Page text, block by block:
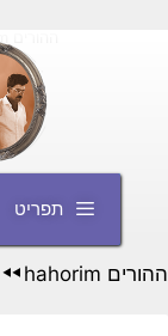
תפריט
ההורים hahorim ◄◄